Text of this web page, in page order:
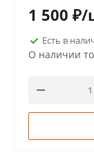
1 500 ₽/
Есть в
О наличии